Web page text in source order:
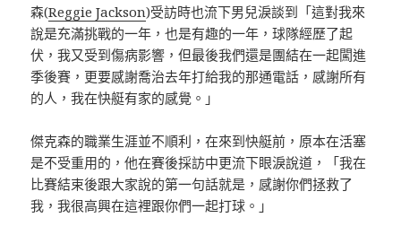
森(Reggie Jackson)受訪時也流下男兒淚談到「這對我來
說是充滿挑戰的一年，也是有趣的一年，球隊經歷了起
伏，我又受到傷病影響，但最後我們還是團結在一起闖進
季後賽，更要感謝喬治去年打給我的那通電話，感謝所有
的人，我在快艇有家的感覺。」
傑克森的職業生涯並不順利，在來到快艇前，原本在活塞
是不受重用的，他在賽後採訪中更流下眼淚說道，「我在
比賽結束後跟大家說的第一句話就是，感謝你們拯救了
我，我很高興在這裡跟你們一起打球。」